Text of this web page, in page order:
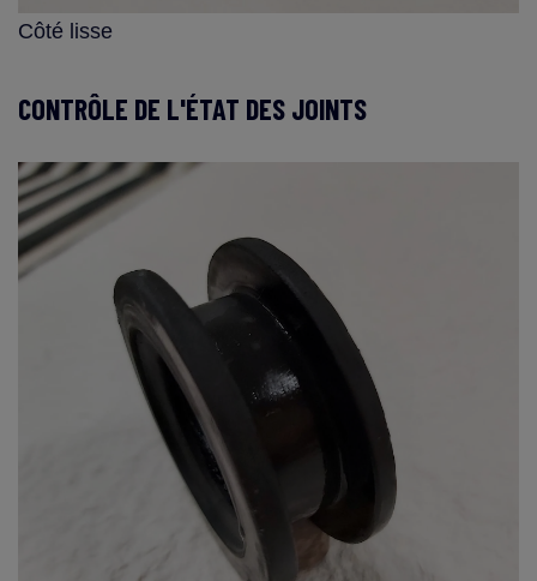
Côté lisse
CONTRÔLE DE L'ÉTAT DES JOINTS